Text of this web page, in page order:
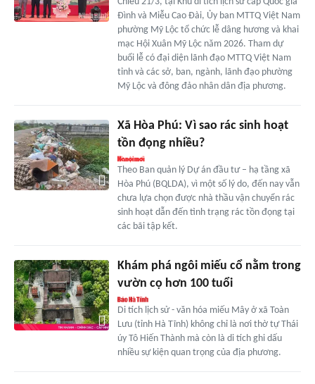
Đình và Miễu Cao Đài, Ủy ban MTTQ Việt Nam
phường Mỹ Lộc tổ chức lễ dâng hương và khai
mạc Hội Xuân Mỹ Lộc năm 2026. Tham dự
buổi lễ có đại diện lãnh đạo MTTQ Việt Nam
tỉnh và các sở, ban, ngành, lãnh đạo phường
Mỹ Lộc và đông đảo nhân dân địa phương.
Xã Hòa Phú: Vì sao rác sinh hoạt
tồn đọng nhiều?
Theo Ban quản lý Dự án đầu tư – hạ tầng xã
Hòa Phú (BQLDA), vì một số lý do, đến nay vẫn
chưa lựa chọn được nhà thầu vận chuyển rác
sinh hoạt dẫn đến tình trạng rác tồn đọng tại
các bãi tập kết.
Khám phá ngôi miếu cổ nằm trong
vườn cọ hơn 100 tuổi
Di tích lịch sử - văn hóa miếu Mây ở xã Toàn
Lưu (tỉnh Hà Tĩnh) không chỉ là nơi thờ tự Thái
úy Tô Hiến Thành mà còn là di tích ghi dấu
nhiều sự kiện quan trọng của địa phương.